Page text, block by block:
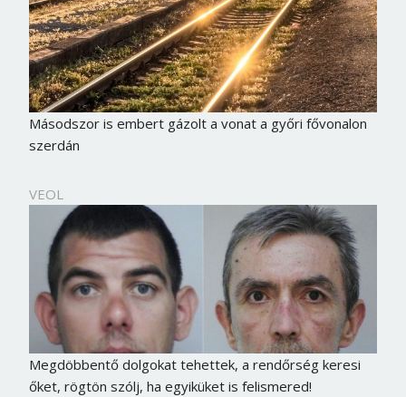
Másodszor is embert gázolt a vonat a győri fővonalon
szerdán
VEOL
Megdöbbentő dolgokat tehettek, a rendőrség keresi
őket, rögtön szólj, ha egyiküket is felismered!